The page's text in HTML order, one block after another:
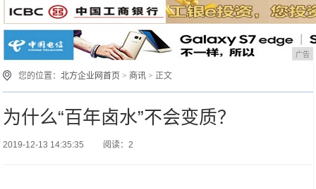
广告
您的位置：北方企业网首页 > 商讯 > 正文
为什么“百年卤水”不会变质？
2019-12-13 14:35:35 阅读：2